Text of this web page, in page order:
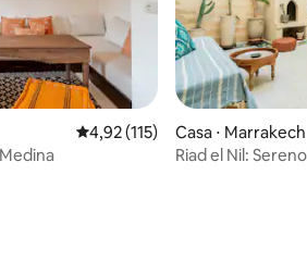
4,92 de uma avaliação média
4,92 (115)
Casa ⋅ Marrakech
Riad el Nil: